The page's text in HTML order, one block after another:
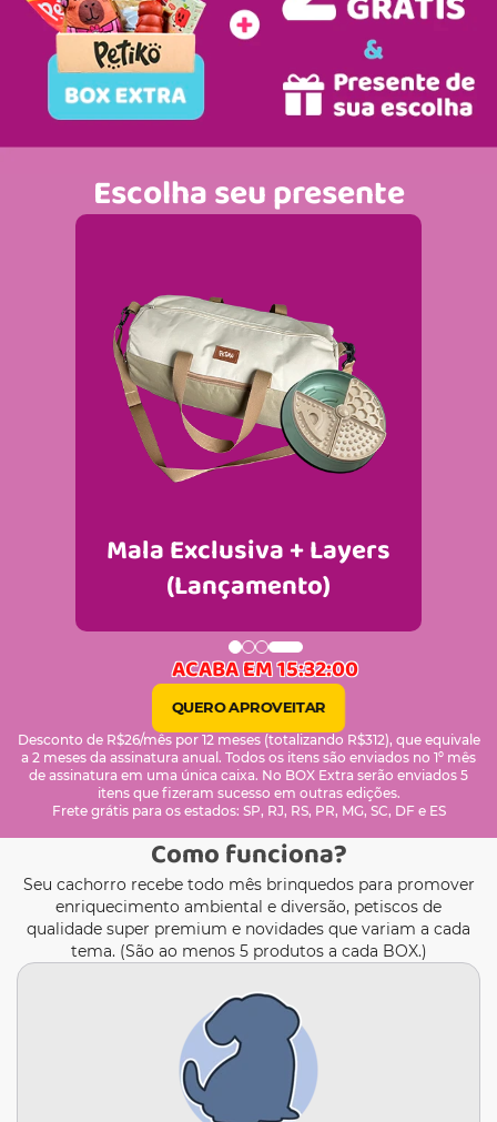
Escolha seu presente
Mala Exclusiva + Layers
(Lançamento)
ACABA EM 15:32:00
QUERO APROVEITAR
Desconto de R$26/mês por 12 meses (totalizando R$312), que equivale
a 2 meses da assinatura anual. Todos os itens são enviados no 1º mês
de assinatura em uma única caixa. No BOX Extra serão enviados 5
itens que fizeram sucesso em outras edições.
Frete grátis para os estados: SP, RJ, RS, PR, MG, SC, DF e ES
Como funciona?
Seu cachorro recebe todo mês brinquedos para promover
enriquecimento ambiental e diversão, petiscos de
qualidade super premium e novidades que variam a cada
tema. (São ao menos 5 produtos a cada BOX.)